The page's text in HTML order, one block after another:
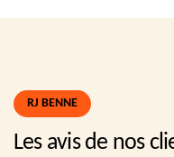
RJ BENNE
Les avis de nos